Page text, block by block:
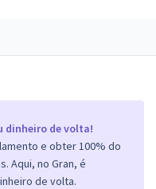
dinheiro de volta!
e obter 100% do
Aqui, no Gran, é
de volta.